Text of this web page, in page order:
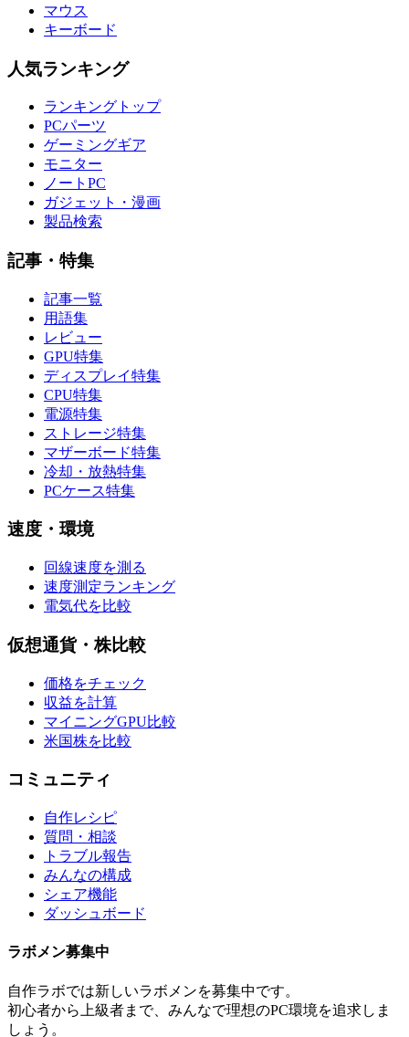
マウス
キーボード
人気ランキング
ランキングトップ
PCパーツ
ゲーミングギア
モニター
ノートPC
ガジェット・漫画
製品検索
記事・特集
記事一覧
用語集
レビュー
GPU特集
ディスプレイ特集
CPU特集
電源特集
ストレージ特集
マザーボード特集
冷却・放熱特集
PCケース特集
速度・環境
回線速度を測る
速度測定ランキング
電気代を比較
仮想通貨・株比較
価格をチェック
収益を計算
マイニングGPU比較
米国株を比較
コミュニティ
自作レシピ
質問・相談
トラブル報告
みんなの構成
シェア機能
ダッシュボード
ラボメン募集中
自作ラボでは新しいラボメンを募集中です。
初心者から上級者まで、みんなで理想のPC環境を追求しま
しょう。